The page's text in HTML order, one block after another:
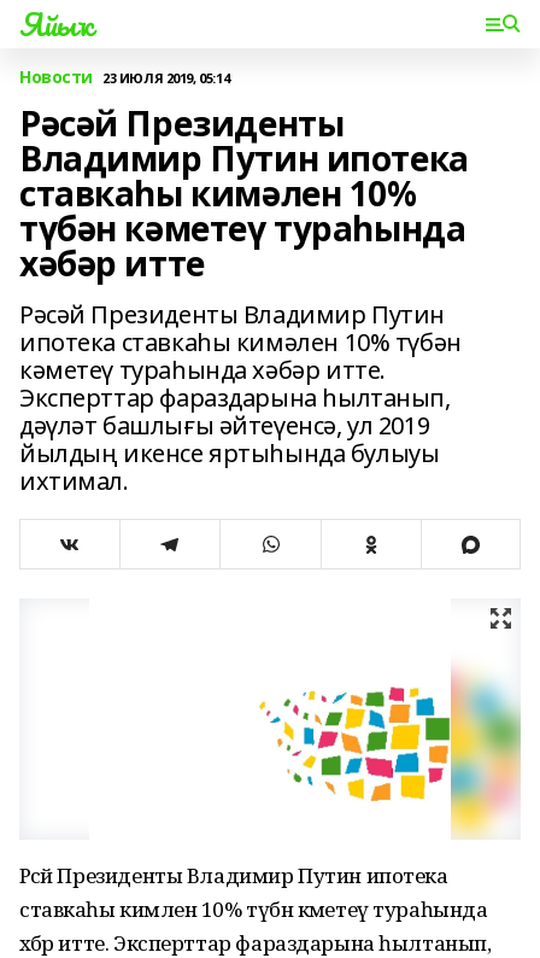
Яйыҡ
Новости 23 ИЮЛЯ 2019, 05:14
Рәсәй Президенты
Владимир Путин ипотека
ставкаһы кимәлен 10%
түбән кәметеү тураһында
хәбәр итте
Рәсәй Президенты Владимир Путин
ипотека ставкаһы кимәлен 10% түбән
кәметеү тураһында хәбәр итте.
Эксперттар фараздарына һылтанып,
дәүләт башлығы әйтеүенсә, ул 2019
йылдың икенсе яртыһында булыуы
ихтимал.
Рәсәй Президенты Владимир Путин ипотека
ставкаһы кимәлен 10% түбән кәметеү тураһында
хәбәр итте. Эксперттар фараздарына һылтанып,